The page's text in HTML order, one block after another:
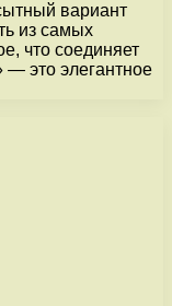
вариант
из самых
что соединяет
это элегантное